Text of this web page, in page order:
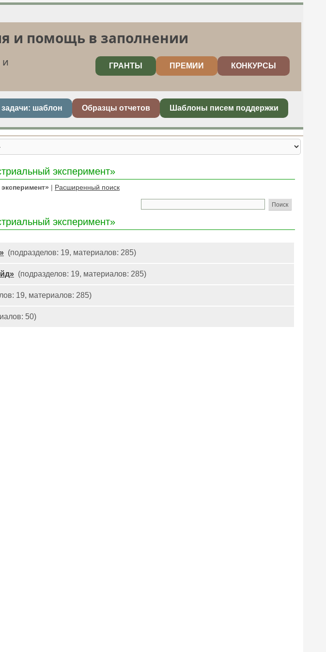
и помощь в заполнении
ГРАНТЫ ПРЕМИИ КОНКУРСЫ
задачи: шаблон Образцы отчетов Шаблоны писем поддержки
эксперимент»
| Расширенный поиск
эксперимент»
(подразделов: 19, материалов: 285)
(подразделов: 19, материалов: 285)
19, материалов: 285)
50)